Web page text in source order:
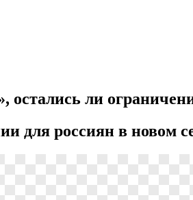
ли
для россиян в новом